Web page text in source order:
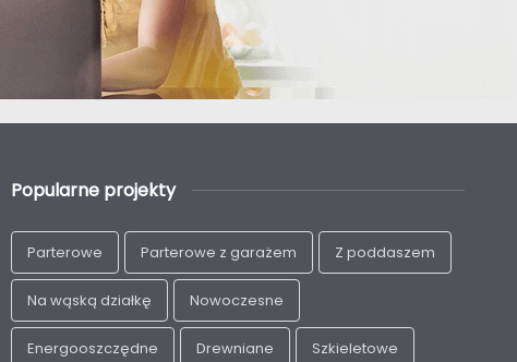
Popularne projekty
Parterowe Parterowe z garażem Z poddaszem
Na wąską działkę Nowoczesne
Energooszczędne Drewniane Szkieletowe